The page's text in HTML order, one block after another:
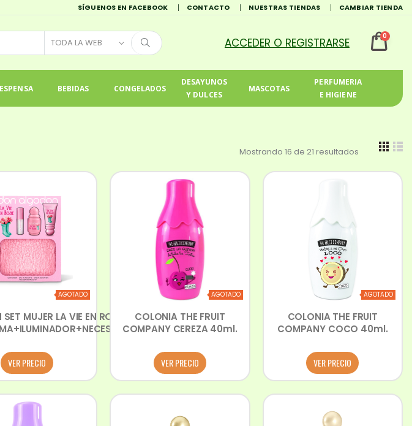
SÍGUENOS EN FACEBOOK CONTACTO NUESTRAS TIENDAS CAMBIAR TIENDA
0
BEBIDAS CONGELADOS
DESAYUNOS
Y DULCES
MASCOTAS
PERFUMERIA
E HIGIENE
Mostrando 16 de 21 resultados
AGOTADO
MUJER LA VIE EN ROSE
VER PRECIO
AGOTADO
COLONIA THE FRUIT
COMPANY CEREZA 40ml.
VER PRECIO
AGOTADO
COLONIA THE FRUIT
COMPANY COCO 40ml.
VER PRECIO